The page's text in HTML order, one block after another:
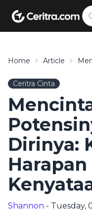
Home Article
Ceritra Cinta
Dirinya:
Shannon - Tuesday,